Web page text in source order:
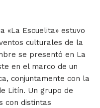
«La Escuelita» estuvo
culturales de la
se presentó en La
en el marco de un
conjuntamente con la
Litín. Un grupo de
con distintas